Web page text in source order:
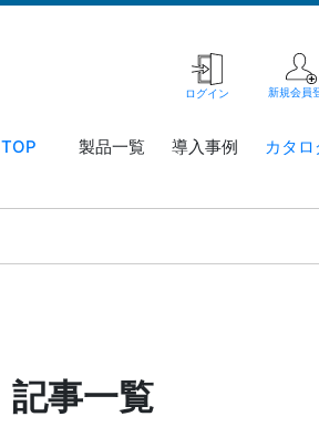
ログイン 新規会員
TOP 製品一覧
ブレット
タブレッ
ト
コー
「カ
イゼ
導入事例
務用タブレッ
カタロ
記事一覧